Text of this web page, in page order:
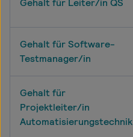
Gehalt für Leiter/in QS
Gehalt für Software-
Testmanager/in
Gehalt für
Projektleiter/in
Automatisierungstechnik